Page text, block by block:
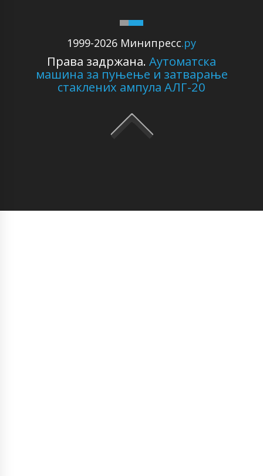
1999-2026 Минипресс.ру
Права задржана. Аутоматска
машина за пуњење и затварање
стаклених ампула АЛГ-20